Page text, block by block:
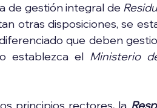
de gestión integral de
que deben
establezca el Ministerio